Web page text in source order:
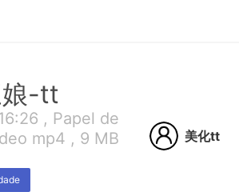
娘-tt
, Papel de
mp4 , 9 MB
美化tt